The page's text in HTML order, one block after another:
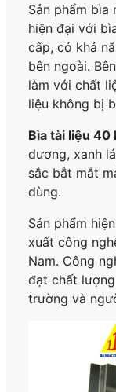
Sản phẩm
hiện đại với
cấp, có khả
bên ngoài.
làm với chất
liệu không bị
Bìa tài liệu 40
dương, xanh
sắc bắt mắt
dùng.
Sản phẩm
xuất công
Nam. Công
đạt chất
trường và